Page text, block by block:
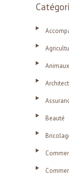
Animaux
Beauté